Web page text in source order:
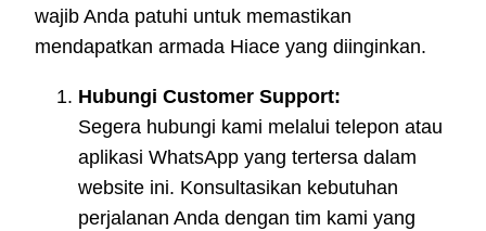
wajib Anda patuhi untuk memastikan
mendapatkan armada Hiace yang diinginkan.
Hubungi Customer Support:
Segera hubungi kami melalui telepon atau
aplikasi WhatsApp yang tertersa dalam
website ini. Konsultasikan kebutuhan
perjalanan Anda dengan tim kami yang